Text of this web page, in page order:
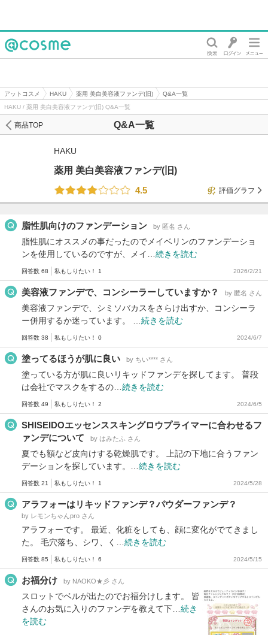
アットコスメ HAKU 薬用 美白美容液ファンデ(旧)
Q&A一覧
HAKU / 薬用 美白美容液ファンデ(旧) Q&A一覧
Q&A一覧
商品TOP
HAKU
薬用 美白美容液ファンデ(旧)
4.5
評価グラフ
脂性肌向けのファンデーション by 匿名 さん
脂性肌にオススメの事だったのでメイベリンのファンデーショ
ンを使用しているのですが、メイ… 続きを読む
回答数 68 私もしりたい！ 1 2026/2/21
美容液ファンデで、コンシーラーしていますか？ by 匿名 さん
美容液ファンデで、シミソバカスをさらけ出すか、コンシーラ
ー併用するか迷っています。 … 続きを読む
回答数 38 私もしりたい！ 0 2024/6/7
塗ってるほうが肌に良い by ちい**** さん
塗っている方が肌に良いリキッドファンデを探してます。 普段
は会社でマスクをするの… 続きを読む
回答数 49 私もしりたい！ 2 2024/6/5
SHISEIDOエッセンススキングロウプライマーに合わせるフ
ァンデについて
by はみたふ さん
夏でも額など皮向けする乾燥肌です。 上記の下地に合うファン
デーションを探しています。… 続きを読む
回答数 21 私もしりたい！ 1 2024/5/28
アラフォーはリキッドファンデ？パウダーファンデ？
by レモンちゃんpro さん
アラフォーです。 最近、化粧をしても、顔に変化がでてきまし
た。 毛穴落ち、シワ、く… 続きを読む
回答数 85 私もしりたい！ 6 2024/5/15
お福分け by NAOKO★彡 さん
スロットでベルが出たのでお福分けします。 皆
さんのお気に入りのファンデを教えて下… 続き
を読む